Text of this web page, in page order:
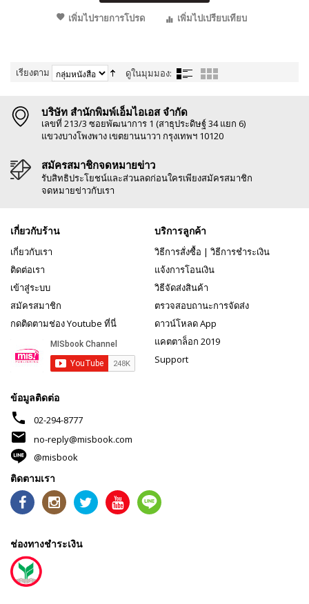
เพิ่มไปรายการโปรด
เพิ่มไปเปรียบเทียบ
เรียงตาม ดูในมุมมอง:
บริษัท สำนักพิมพ์เอ็มไอเอส จำกัด
เลขที่ 213/3 ซอยพัฒนาการ 1 (สาธุประดิษฐ์ 34 แยก 6)
แขวงบางโพงพาง เขตยานนาวา กรุงเทพฯ 10120
สมัครสมาชิกจดหมายข่าว
รับสิทธิประโยชน์และส่วนลดก่อนใครเพียงสมัครสมาชิก
จดหมายข่าวกับเรา
เกี่ยวกับร้าน
เกี่ยวกับเรา
ติดต่อเรา
เข้าสู่ระบบ
สมัครสมาชิก
กดติดตามช่อง Youtube ที่นี่
บริการลูกค้า
วิธีการสั่งซื้อ | วิธีการชำระเงิน
แจ้งการโอนเงิน
วิธีจัดส่งสินค้า
ตรวจสอบถานะการจัดส่ง
ดาวน์โหลด App
แคตตาล็อก 2019
Support
ข้อมูลติดต่อ
phone 02-294-8777
mail
no-reply@misbook.com
@misbook
ติดตามเรา
ช่องทางชำระเงิน